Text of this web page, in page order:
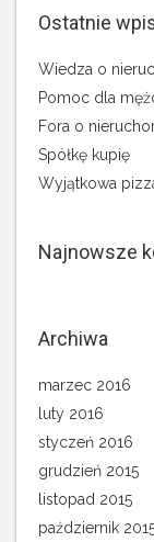
Ostatnie
Wiedza o
Pomoc dla
Fora o
Spółkę kupię
Wyjątkowa
Najnowsze
Archiwa
marzec 2016
luty 2016
styczeń 2016
grudzień 2015
listopad 2015
październik